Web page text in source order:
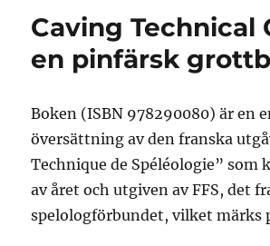
Caving Technical
en pinfärsk
Boken (ISBN 978290080) är en
översättning av den franska
Technique de Spéléologie” som
av året och utgiven av FFS, det
spelologförbundet, vilket märks